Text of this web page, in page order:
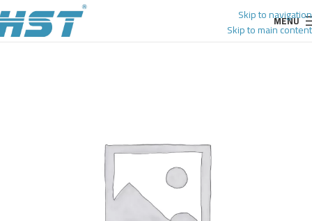
Skip to navigation
Skip to main content
MENU